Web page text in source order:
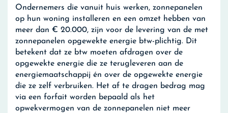
Ondernemers die vanuit huis werken, zonnepanelen
op hun woning installeren en een omzet hebben van
meer dan € 20.000, zijn voor de levering van de met
zonnepanelen opgewekte energie btw-plichtig. Dit
betekent dat ze btw moeten afdragen over de
opgewekte energie die ze terugleveren aan de
energiemaatschappij én over de opgewekte energie
die ze zelf verbruiken. Het af te dragen bedrag mag
via een forfait worden bepaald als het
opwekvermogen van de zonnepanelen niet meer